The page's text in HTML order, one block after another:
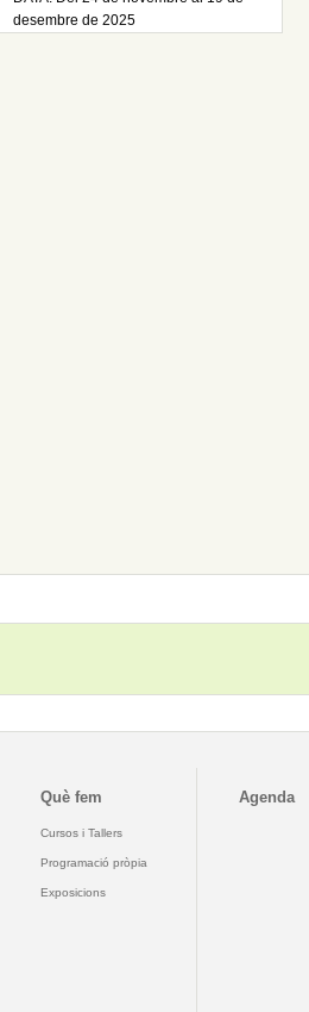
desembre de 2025
Què fem
Cursos i Tallers
Programació pròpia
Exposicions
Agenda